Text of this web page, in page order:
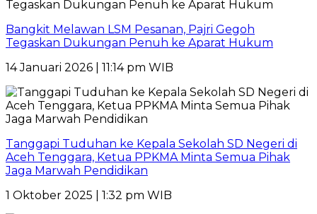
Bangkit Melawan LSM Pesanan, Pajri Gegoh
Tegaskan Dukungan Penuh ke Aparat Hukum
14 Januari 2026 | 11:14 pm WIB
Tanggapi Tuduhan ke Kepala Sekolah SD Negeri di
Aceh Tenggara, Ketua PPKMA Minta Semua Pihak
Jaga Marwah Pendidikan
1 Oktober 2025 | 1:32 pm WIB